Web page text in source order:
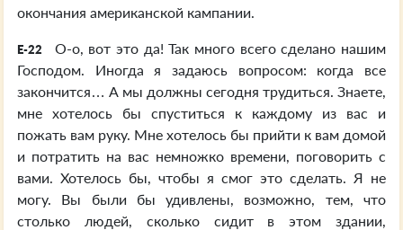
окончания американской кампании.
E-22
О-о, вот это да! Так много всего сделано нашим
Господом. Иногда я задаюсь вопросом: когда все
закончится… А мы должны сегодня трудиться. Знаете,
мне хотелось бы спуститься к каждому из вас и
пожать вам руку. Мне хотелось бы прийти к вам домой
и потратить на вас немножко времени, поговорить с
вами. Хотелось бы, чтобы я смог это сделать. Я не
могу. Вы были бы удивлены, возможно, тем, что
столько людей, сколько сидит в этом здании,